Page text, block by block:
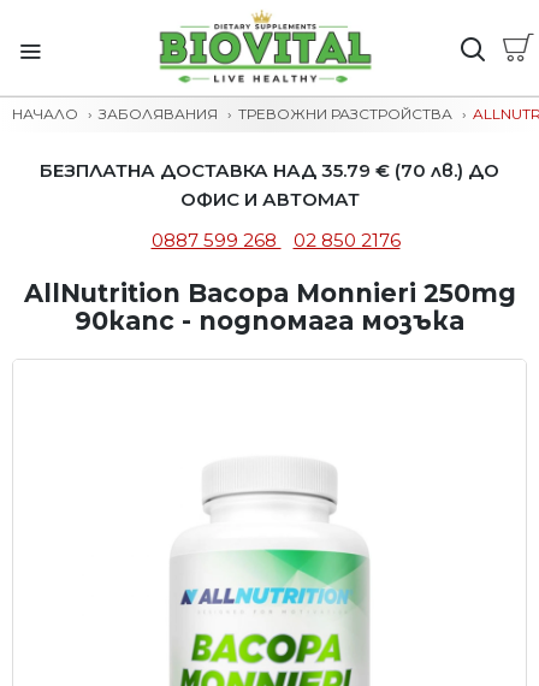
НАЧАЛО ЗАБОЛЯВАНИЯ ТРЕВОЖНИ РАЗСТРОЙСТВА
БЕЗПЛАТНА ДОСТАВКА НАД 35.79 € (70 лв.) ДО
ОФИС И АВТОМАТ
0887 599 268
02 850 2176
AllNutrition Bacopa Monnieri 250mg
90капс - подпомага мозъка